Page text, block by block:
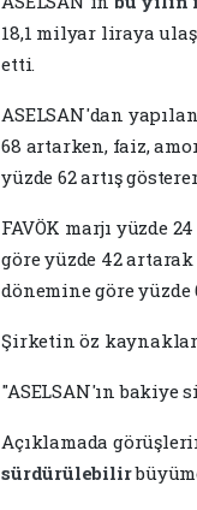
18,1 milyar liraya
etti.
ASELSAN'dan
68 artarken, faiz,
yüzde 62 artış
FAVÖK marjı yüzde
göre yüzde 42
dönemine göre
Şirketin öz
"ASELSAN'ın
Açıklamada
sürdürülebilir